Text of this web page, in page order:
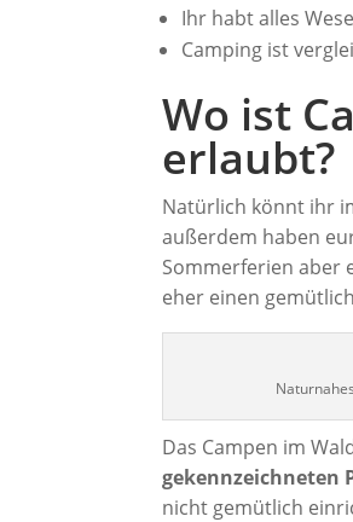
Ihr habt alles
Camping ist
Wo ist
erlaubt?
Natürlich könnt ihr
außerdem haben
Sommerferien aber
eher einen
Das Campen im
gekennzeichneten
nicht gemütlich